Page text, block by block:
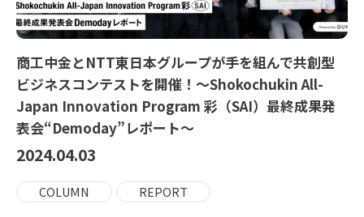
商工中金とNTT東日本グループが手を組んで共創型
ビジネスコンテストを開催！～Shokochukin All-
Japan Innovation Program 彩（SAI）最終成果発
表会“Demoday”レポート～
2024.04.03
COLUMN REPORT